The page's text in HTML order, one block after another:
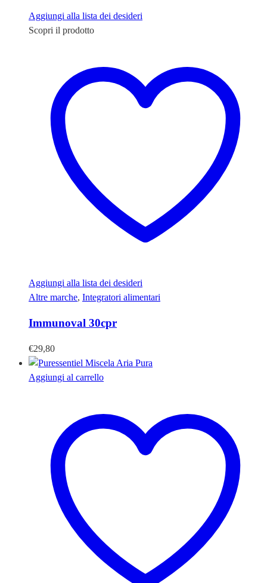
Aggiungi alla lista dei desideri
Scopri il prodotto
Aggiungi alla lista dei desideri
Altre marche, Integratori alimentari
Immunoval 30cpr
€29,80
Aggiungi al carrello